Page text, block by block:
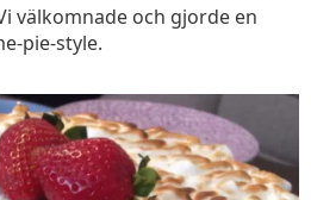
välkomnade och gjorde en
pie-style.